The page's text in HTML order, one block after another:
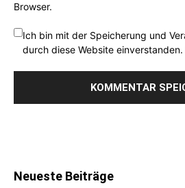
Browser.
Ich bin mit der Speicherung und
durch diese Website einverstanden.
Neueste Beiträge